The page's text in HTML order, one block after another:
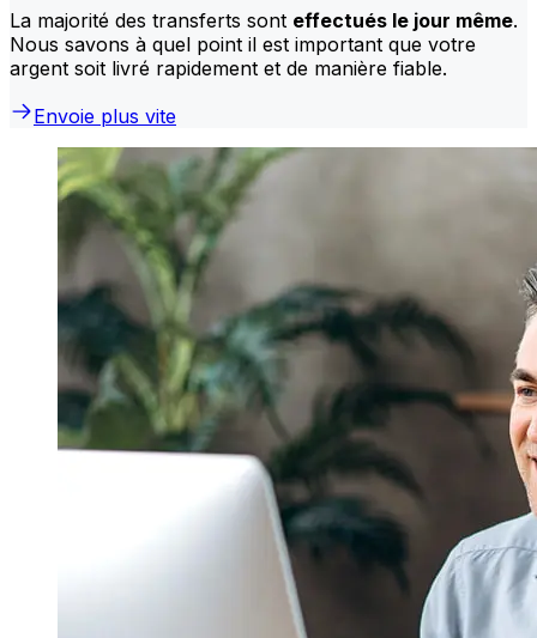
La majorité des transferts sont effectués le jour même.
Nous savons à quel point il est important que votre
argent soit livré rapidement et de manière fiable.
Envoie plus vite